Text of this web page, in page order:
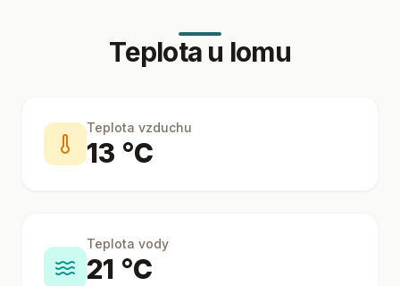
Teplota u lomu
Teplota vzduchu
13 °C
Teplota vody
21 °C